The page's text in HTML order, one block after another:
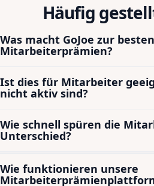
Häufig
Was macht GoJoe zur
Mitarbeiterprämien?
nicht nur mit Meilensteinen. Die
Gutscheine durch tägliche
vierteljährliches Ereignis ist.
Ist dies für Mitarbeiter
nicht aktiv sind?
gewichteten System verdienen
Aktivität bereits vom ersten Tag
Aktivität um bis zu 400 %
Wie schnell spüren die
Unterschied?
messbaren Verbesserungen ihres
Wie funktionieren unsere